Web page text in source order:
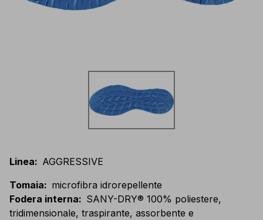
Linea: AGGRESSIVE
Tomaia: microfibra idrorepellente
Fodera interna: SANY-DRY® 100% poliestere,
tridimensionale, traspirante, assorbente e